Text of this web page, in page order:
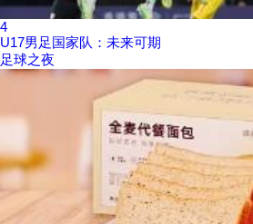
4
U17男足国家队：未来可期
足球之夜